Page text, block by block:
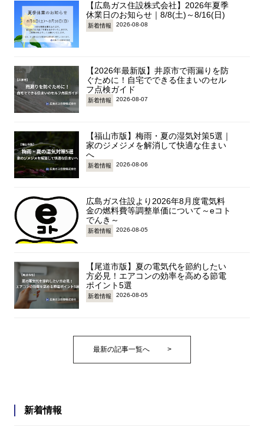
【広島ガス住設株式会社】2026年夏季
休業日のお知らせ｜8/8(土)～8/16(日)
新着情報 2026-08-08
【2026年最新版】井原市で雨漏りを防
ぐために！自宅でできる住まいのセル
フ点検ガイド
新着情報 2026-08-07
【福山市版】梅雨・夏の湿気対策5選｜
家のジメジメを解消して快適な住まい
へ
新着情報 2026-08-06
広島ガス住設より2026年8月度電気料
金の燃料費等調整単価について～eコト
でんき～
新着情報 2026-08-05
【尾道市版】夏の電気代を節約したい
方必見！エアコンの効率を高める節電
ポイント5選
新着情報 2026-08-05
最新の記事一覧へ >
新着情報